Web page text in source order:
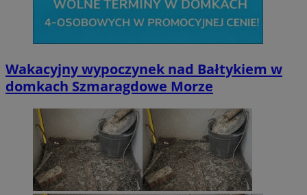
Wakacyjny wypoczynek nad Bałtykiem w
domkach Szmaragdowe Morze